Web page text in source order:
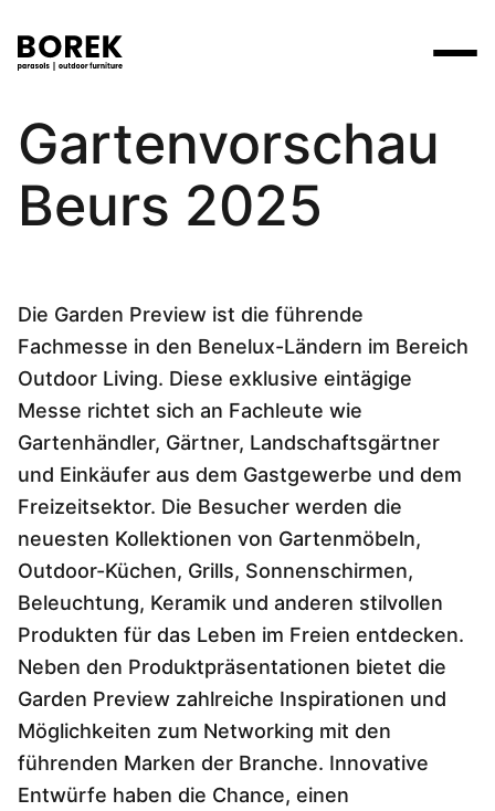
Produkte
Produkte
Tische
Sonnenschirme
Stühle
Liegestühle
Andere
Kollektionen
Marken
Max & Luuk
Projekte
Verkaufsstellen
Verkaufsstellen
Premium stores
Suche am Verkaufsort
Mehr
Contact
Nachrichten
Events
3D-Modelle
Arbeiten bei
Uber uns
Sprachwahl
Suchen
12. Dezember 2024
Gartenvorschau
Beurs 2025
Die Garden Preview ist die führende
Fachmesse in den Benelux-Ländern im Bereich
Outdoor Living. Diese exklusive eintägige
Messe richtet sich an Fachleute wie
Gartenhändler, Gärtner, Landschaftsgärtner
und Einkäufer aus dem Gastgewerbe und dem
Freizeitsektor. Die Besucher werden die
neuesten Kollektionen von Gartenmöbeln,
Outdoor-Küchen, Grills, Sonnenschirmen,
Beleuchtung, Keramik und anderen stilvollen
Produkten für das Leben im Freien entdecken.
Neben den Produktpräsentationen bietet die
Garden Preview zahlreiche Inspirationen und
Möglichkeiten zum Networking mit den
führenden Marken der Branche. Innovative
Entwürfe haben die Chance, einen